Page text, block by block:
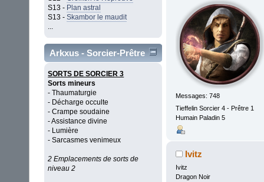
S13 - Plan astral
S13 -Skambor le maudit
...
Arkxus - Sorcier-Prêtre
SORTS DE SORCIER 3
Sorts mineurs
- Thaumaturgie
- Décharge occulte
- Crampe soudaine
- Assistance divine
- Lumière
- Sarcasmes venimeux
2 Emplacements de sorts de
niveau 2
Messages: 748
Tieffelin Sorcier 4 - Prêtre 1
Humain Paladin 5
Ivitz
Ivitz
Dragon Noir